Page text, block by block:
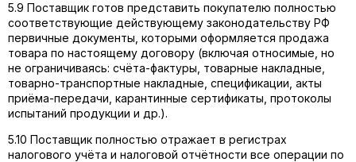
5.9 Поставщик готов представить покупателю полностью
соответствующие действующему законодательству РФ
первичные документы, которыми оформляется продажа
товара по настоящему договору (включая относимые, но
не ограничиваясь: счёта-фактуры, товарные накладные,
товарно-транспортные накладные, спецификации, акты
приёма-передачи, карантинные сертификаты, протоколы
испытаний продукции и др.).
5.10 Поставщик полностью отражает в регистрах
налогового учёта и налоговой отчётности все операции по